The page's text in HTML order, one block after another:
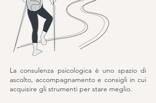
La consulenza psicologica è uno spazio di
ascolto, accompagnamento e consigli in cui
acquisire gli strumenti per stare meglio.